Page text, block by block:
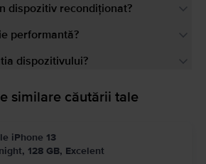
dispozitiv recondiționat?
performantă?
dispozitivului?
similare căutării tale
iPhone 13
128 GB, Excelent